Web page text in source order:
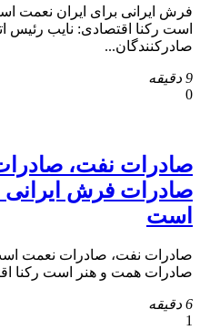
فرش ایرانی برای ایران نعمت
است رکنا اقتصادی: نایب رئیس
صادرکنندگان...
9 دقیقه
0
صادرات نفت،
صادرات فرش
است
صادرات نفت، صادرات نعمت
صادرات همت و هنر است رکنا
6 دقیقه
1